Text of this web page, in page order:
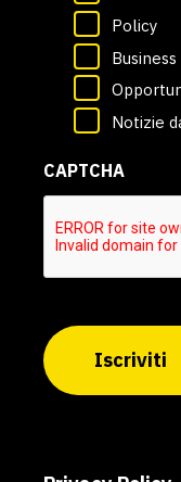
Policy
Notizie
CAPTCHA
Iscriviti